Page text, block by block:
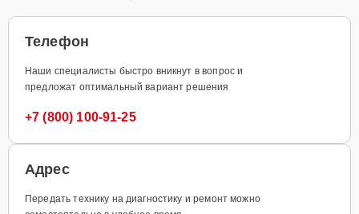
Телефон
Наши специалисты быстро вникнут в вопрос и
предложат оптимальный вариант решения
+7 (800) 100-91-25
Адрес
Передать технику на диагностику и ремонт можно